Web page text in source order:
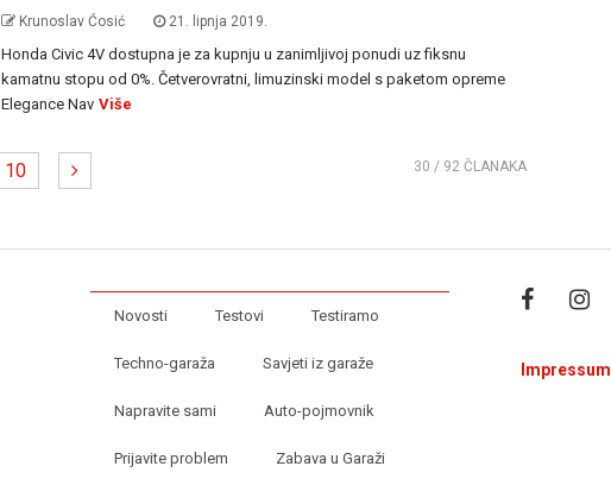
Krunoslav Ćosić 21. lipnja 2019.
Honda Civic 4V dostupna je za kupnju u zanimljivoj ponudi uz fiksnu
kamatnu stopu od 0%. Četverovratni, limuzinski model s paketom opreme
Elegance Nav Više
10 30 / 92 ČLANAKA
Novosti Testovi Testiramo
Techno-garaža Savjeti iz garaže
Napravite sami Auto-pojmovnik
Prijavite problem Zabava u Garaži
Impressum